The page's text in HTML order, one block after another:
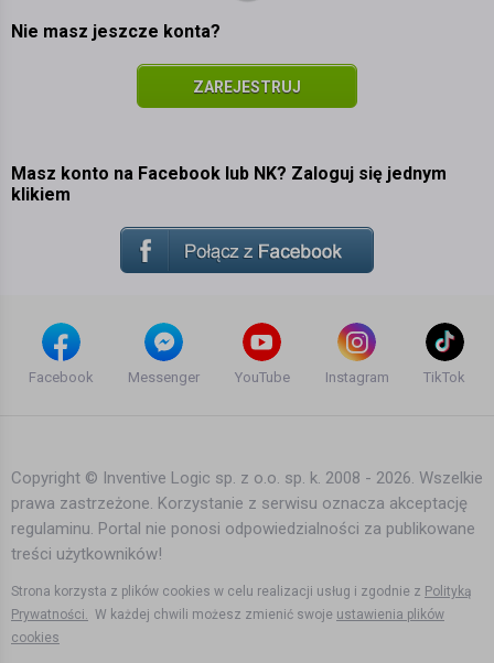
Nie masz jeszcze konta?
ZAREJESTRUJ
Masz konto na Facebook lub NK? Zaloguj się jednym
klikiem
Facebook Messenger YouTube Instagram TikTok
Copyright © Inventive Logic sp. z o.o. sp. k. 2008 - 2026. Wszelkie
prawa zastrzeżone. Korzystanie z serwisu oznacza akceptację
regulaminu. Portal nie ponosi odpowiedzialności za publikowane
treści użytkowników!
Strona korzysta z plików cookies w celu realizacji usług i zgodnie z Polityką
Prywatności. W każdej chwili możesz zmienić swoje ustawienia plików
cookies